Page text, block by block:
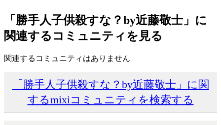
「勝手人子供殺すな？by近藤敬士」に
関連するコミュニティを見る
関連するコミュニティはありません
「勝手人子供殺すな？by近藤敬士」に関
するmixiコミュニティを検索する